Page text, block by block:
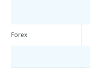
Forex